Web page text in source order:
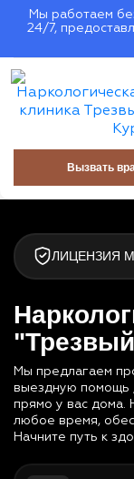
Мы работаем
24/7,
Вызвать
ЛИЦЕНЗИЯ
Мы предлагаем
выездную помощь
прямо у вас дома.
любое время,
Начните путь к